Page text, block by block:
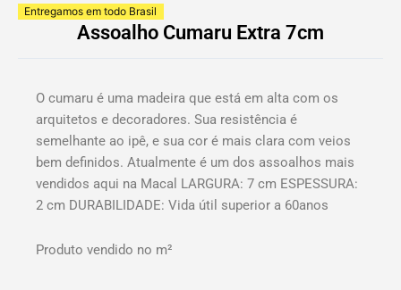
Entregamos em todo Brasil
Assoalho Cumaru Extra 7cm
O cumaru é uma madeira que está em alta com os
arquitetos e decoradores. Sua resistência é
semelhante ao ipê, e sua cor é mais clara com veios
bem definidos. Atualmente é um dos assoalhos mais
vendidos aqui na Macal LARGURA: 7 cm ESPESSURA:
2 cm DURABILIDADE: Vida útil superior a 60anos
Produto vendido no m²